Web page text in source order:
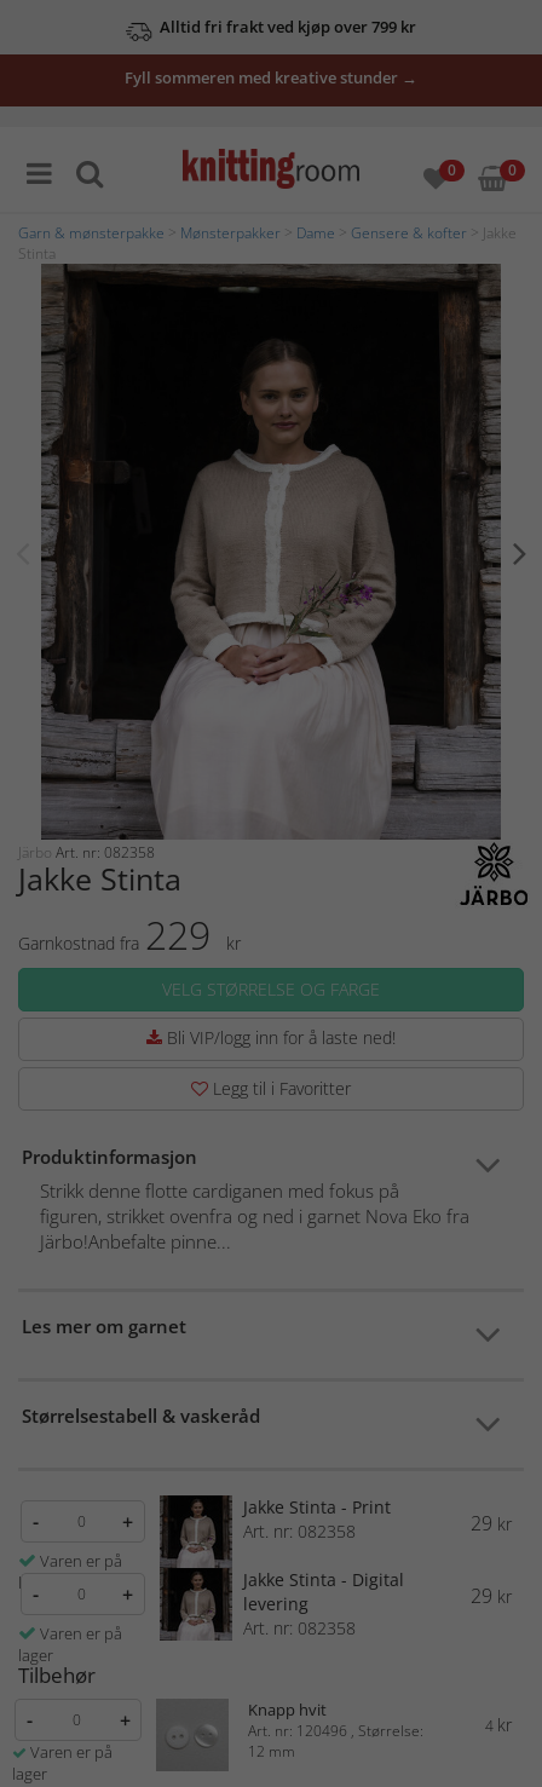
Alltid fri frakt ved kjøp over 799 kr
Fyll sommeren med kreative stunder →
0 0
Garn & mønsterpakke Mønsterpakker Dame Gensere & kofter > Jakke
Stinta
Järbo Art. nr: 082358
Jakke Stinta
Garnkostnad fra 229
kr
VELG STØRRELSE OG FARGE
Bli VIP/logg inn for å laste ned!
Legg til i Favoritter
Produktinformasjon
Strikk denne flotte cardiganen med fokus på
figuren, strikket ovenfra og ned i garnet Nova Eko fra
Järbo!Anbefalte pinne...
Les mer om garnet
Størrelsestabell & vaskeråd
- +
Varen er på
lager
Jakke Stinta - Print
Art. nr: 082358
29 kr
- +
Varen er på
lager
Jakke Stinta - Digital
levering
Art. nr: 082358
29 kr
Tilbehør
- +
Varen er på
lager
Knapp hvit
Art. nr: 120496 , Størrelse:
12 mm
4 kr